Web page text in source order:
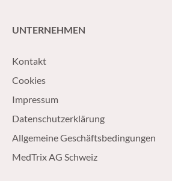
UNTERNEHMEN
Kontakt
Cookies
Impressum
Datenschutzerklärung
Allgemeine Geschäftsbedingungen
MedTrix AG Schweiz